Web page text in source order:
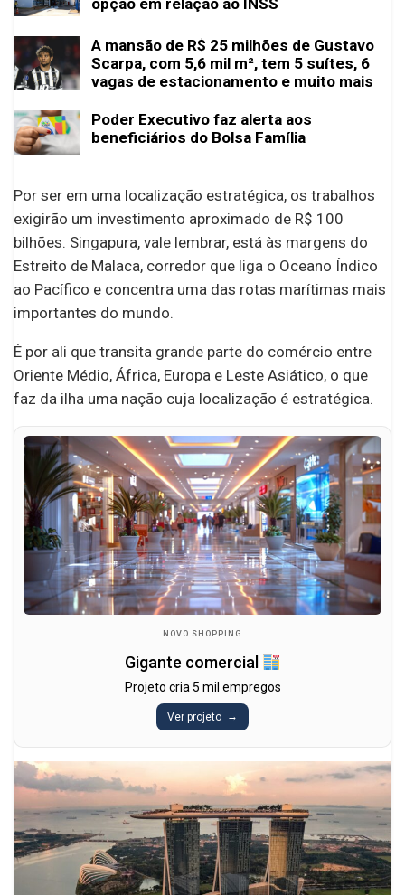
A mansão de R$ 25 milhões de Gustavo
Scarpa, com 5,6 mil m², tem 5 suítes, 6
vagas de estacionamento e muito mais
Poder Executivo faz alerta aos
beneficiários do Bolsa Família
Por ser em uma localização estratégica, os trabalhos
exigirão um investimento aproximado de R$ 100
bilhões. Singapura, vale lembrar, está às margens do
Estreito de Malaca, corredor que liga o Oceano Índico
ao Pacífico e concentra uma das rotas marítimas mais
importantes do mundo.
É por ali que transita grande parte do comércio entre
Oriente Médio, África, Europa e Leste Asiático, o que
faz da ilha uma nação cuja localização é estratégica.
NOVO SHOPPING
Gigante comercial
Projeto cria 5 mil empregos
Ver projeto